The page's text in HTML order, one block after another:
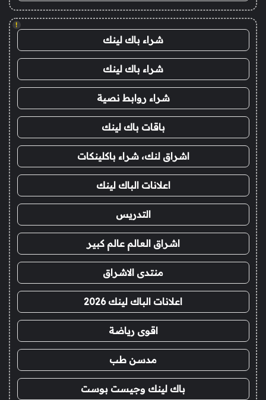
!
شراء باك لينك
شراء باك لينك
شراء روابط نصية
باقات باك لينك
اشراق لنك، شراء باكلينكات
اعلانات الباك لينك
التدريس
اشراق العالم عالم كبير
منتدى الاشراق
اعلانات الباك لينك 2026
اقوى رياضة
مدسن طب
باك لينك وجيست بوست